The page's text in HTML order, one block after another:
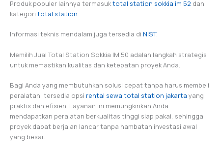
Produk populer lainnya termasuktotal station sokkia im 52 dan
kategori total station.
Informasi teknis mendalam juga tersedia di NIST.
Memilih Jual Total Station Sokkia IM 50 adalah langkah strategis
untuk memastikan kualitas dan ketepatan proyek Anda.
Bagi Anda yang membutuhkan solusi cepat tanpa harus membeli
peralatan, tersedia opsi rental sewa total station jakarta yang
praktis dan efisien. Layanan ini memungkinkan Anda
mendapatkan peralatan berkualitas tinggi siap pakai, sehingga
proyek dapat berjalan lancar tanpa hambatan investasi awal
yang besar.